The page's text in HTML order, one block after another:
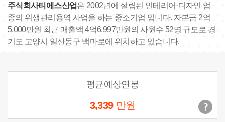
주식회사티에스산업은 2002년에 설립된 인테리어·디자인 업
종의 위생관리용역 사업을 하는 중소기업 입니다. 자본금 2억
5,000만원 최근 매출액 4억6,997만원의 사원수 52명 규모로 경
기도 고양시 일산동구 백마로에 위치하고 있습니다.
평균예상연봉
3,339 만원